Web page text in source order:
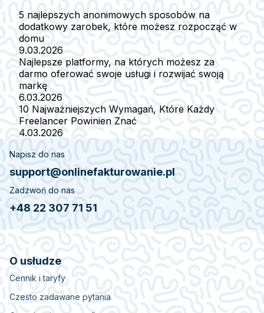
5 najlepszych anonimowych sposobów na
dodatkowy zarobek, które możesz rozpocząć w
domu
9.03.2026
Najlepsze platformy, na których możesz za
darmo oferować swoje usługi i rozwijać swoją
markę
6.03.2026
10 Najważniejszych Wymagań, Które Każdy
Freelancer Powinien Znać
4.03.2026
Napisz do nas
support@onlinefakturowanie.pl
Zadzwoń do nas
+48 22 307 71 51
O usłudze
Cennik i taryfy
Czesto zadawane pytania